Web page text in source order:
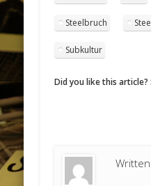
Steelbruch
Subkultur
Did you like this